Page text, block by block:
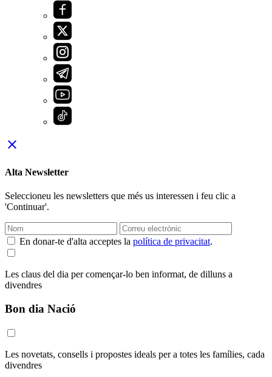
close
Alta Newsletter
Seleccioneu les newsletters que més us interessen i feu clic a
'Continuar'.
En donar-te d'alta acceptes la política de privacitat.
Les claus del dia per començar-lo ben informat, de dilluns a
divendres
Bon dia Nació
Les novetats, consells i propostes ideals per a totes les famílies, cada
divendres